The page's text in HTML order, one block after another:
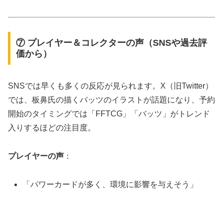
⑦ プレイヤー＆コレクターの声（SNSや過去評
価から）
SNSでは早くも多くの反応が見られます。X（旧Twitter）
では、板鼻氏の描くバッツのイラストが話題になり、予約
開始のタイミングでは「FFTCG」「バッツ」がトレンド
入りするほどの注目度。
プレイヤーの声 ：
「パワーカードが多く、環境に影響を与えそう」